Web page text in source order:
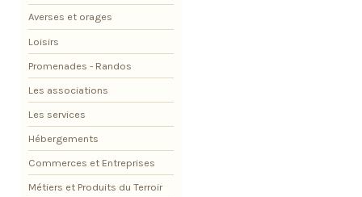
Averses et orages
Loisirs
Promenades - Randos
Les associations
Les services
Hébergements
Commerces et Entreprises
Métiers et Produits du Terroir